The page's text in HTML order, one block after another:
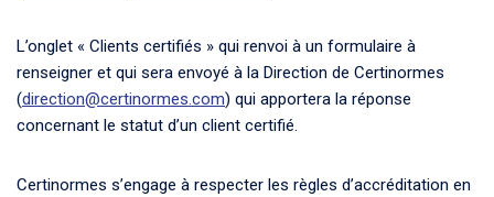
L’onglet « Clients certifiés » qui renvoi à un formulaire à
renseigner et qui sera envoyé à la Direction de Certinormes
(direction@certinormes.com) qui apportera la réponse
concernant le statut d’un client certifié.
Certinormes s’engage à respecter les règles d’accréditation en